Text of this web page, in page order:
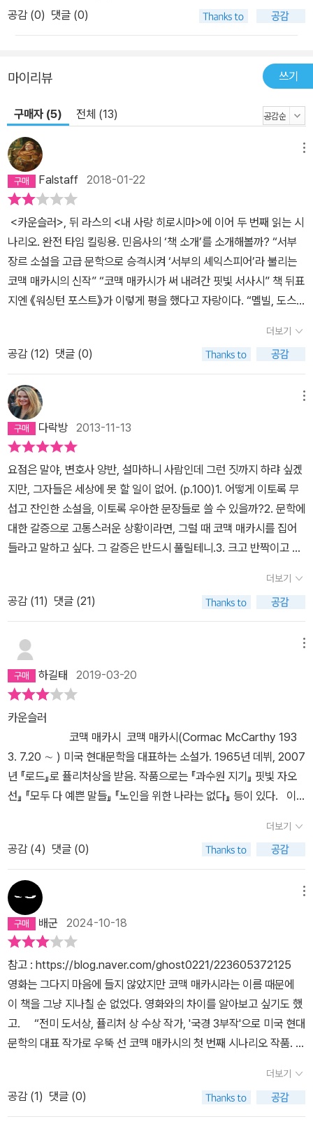
공감 (0) 댓글 (0)
마이리뷰 쓰기
구매자 (5) 전체 (13)
Falstaff 2018-01-22
<카운슬러>, 뒤 라스의 <내 사랑 히로시마>에 이어 두 번째 읽는 시
나리오. 완전 타임 킬링용. 민음사의 ‘책 소개’를 소개해볼까? “서부
장르 소설을 고급 문학으로 승격시켜 ‘서부의 셰익스피어’라 불리는
코맥 매카시의 신작” “코맥 매카시가 써 내려간 핏빛 서사시” 책 뒤표
지엔 《워싱턴 포스트》가 이렇게 평을 했다고 자랑이다. “멜빌, 도스
보다 위대하고 깊이 있으며 창조적인 작품들을 써냈다.” <카운슬러>
를 읽고 작가를 ‘서부의 셰익스피어’라고 부르는 것들은 도대체 어떤
종자들일까? 워싱턴 포스트 문화부 문학담당자는 어떤 새끼라서, 매
카시한테 얼마나 뇌물을 받았으면 이 책이 멜빌, 도스토옙스키, 포크
너의 책들보다 (“그 어느 책보다”라고 했으니까) 위대하다고 주장하
는 걸까? 이것들이 다 미치지 않았는데도 불구하고 이렇게 얘기하는
건 이유가 있어서다. 민음사 광고 담당 팀장과 워싱턴 포스트 문학평
론 담당자라고 하는 인간들은 한 권의 셰익스피어도, 한 권의 멜빌이
나 도스토옙스키나 포크너도 읽어보지 않았을 것이다. 이거 정신 나
간 인류가 이렇게 많아서 어찌 세계 평화가 오겠느냐 말이지. 직접 읽
어보니 위의 허망한 찬사 가운데 그래도 조금이나마 수긍할 수 있는
수사는 오직 하나 “핏빛 서사시”라는 거. 그냥 마구 총 쏘고, 신체 절
단하고 그런 것에 ‘서사시’라는 헌사를 가져다 붙일 수 있다면. 하긴 <
일리아드>나 <삼국지연의>를 보더라도 인간의 모가지들은 추풍의
테니. 시나리오를 읽으면서 이걸 영화로 만들어 은막에 빛이 비치면
어떤 영상이 나올까, 생각하는 건 즐거운 일이다. 생각해보라. 동양인
남자와 프랑스 국적의 백인 여자가 길고 긴 섹스를 나누고 있는데 그
위에 원자폭탄 ‘리틀보이’가 터져 버섯구름이 뭉실 솟는 흑백 장면이
오버랩 되는 거. 마치 희곡을 읽을 때처럼, 시나리오를 읽는 독자는 자
신만의 화면을 연출할 권리가 있다. 영화가 아니라 문학작품으로의
시나리오 혹은 희곡을 읽는 진짜 재미는 각자가 다 다른 화면이나 무
대를 만든다는 거 아닐까. 사실 시청각이라고 하지만 (음악을 듣는 행
행위는 시청각을 제외한 평면 위의 문자들, 인쇄물을 읽는 거라 생각
한다. 만일 당신이 이런 생각에 동의한다면 절대 <카운슬러>를 읽지
마시라. <카운슬러>는 독자로 하여금 생각할 수 있는 여지를 제공하
지 않는다. 이런 시나리오가 그럼 개판인가 하면, 그렇지는 않다. 이런
종류는 영화로 만든 다음 정신없이 스토리를 따라가는 은막의 화려한
빛을 보는 편이 훨씬 좋을 거 같다. 나 같은 일반인, 거기다가 동양인
들은 생각하기 힘든 마약 제조 판매상들의 잔혹하기 비할 데 없는 무
협지 드라마를 어떻게 동감하면서 읽을 수 있겠나. 킬링 타임 목적으
로 영화관에 가서 팝콘 집어 먹으며 두 시간 동안 멍하니 즐기다가 나
오는 것이 장땡이지. 멕시코 후아레스라는 절대 무법 지대에서 분뇨
차 윗부분을 절단해 마약을 가득 들은 드럼통 세 개와, 바야흐로 제대
로 숙성되기 시작한 사람의 시체를 담은 드럼통 하나를 실은 다음 그
이 미국 땅으로 들어온다. 시신을 담은 드럼통은 무슨 역할을 할까. 궁
금하시지? 그건 마약 조제, 공급상들의 유머란다. 이런 위험한 일을
할 때는 유머가 반드시 필요하다는 아무렇지도 않은 그들의 ‘유머’. 돈
더보기
공감 (12) 댓글 (0)
다락방 2013-11-13
요점은 말야, 변호사 양반, 설마하니 사람인데 그런 짓까지 하랴 싶겠
지만, 그자들은 세상에 못 할 일이 없어. (p.100)1. 어떻게 이토록 무
섭고 잔인한 소설을, 이토록 우아한 문장들로 쓸 수 있을까?2. 문학에
대한 갈증으로 고통스러운 상황이라면, 그럴 때 코맥 매카시를 집어
들라고 말하고 싶다. 그 갈증은 반드시 풀릴테니.3. 크고 반짝이고 아
아름다운 다이아몬드라면, 반드시 더 많인 비용이 들 터. 그 비용은 어
디서 마련할까?4. 크고 반짝이고 아름다운 다이아몬드를 내게 선물
하는 남자라면 반드시 거절을 말하고 헤어지자. 좋다고 다이아몬드
받았다가 나 역시 어마어마한 범죄 속으로 빨려들어갈 수 있다. 그러
남자는 가끔 사람을 풀죽게 하곤 하는데..)6. 그런데 나, 말키나가 어
떤 상처를 가진건지 잘 모르겠어. 다시 읽어야 하나.. (라고 쓰고 시간
이 좀 흐른 뒤. 생각해보니, 그 상처의 구체적 내용을 드러내는 게 아
니라, 이 상황 자체가 작가의 의도란 생각이 들었다. 말하여지지 않은
상처에 대해서 우리는 감히 상상조차 할 수 없을테니)세상 자체가 고
통의 근원이 되면 적어도 세상의 일부에라도 복수를 자유롭게 가할
수 있게 되죠. 여자만 이해할 수 있는 얘기인 것 같네요. 복수할 기회
를 얻기 전까지는 자신의 상처가 얼마나 깊은지 알 수 없어요. 하지만
기회가 열리는 순간, 자신이 무엇을 할 수 있는지 알게 돼요. (p.161)
웬걸, '카메론 디아즈'가 말키나 였다. 아..영화 스틸사진 보고도 잘 매
치가 안돼...'치명적인 매력', '독 같은 마력' 이런건, 뭔가 페넬로페 크
루즈한테 더 잘 어울리지 않나.8. 카섹스 신..이 궁금하다. 카에서 하
는 섹스가 아니라, 카와 하는 섹스. 이 장면도 나는 페넬로페 크루즈로
상상했는데.. 어쨌든 그래서,9. 영화를 보러 가야겠다.10. 끝
더보기
공감 (11) 댓글 (21)
하길태 2019-03-20
카운슬러
코맥 매카시 코맥 매카시(Cormac McCarthy 193
3. 7.20 ∼ ) 미국 현대문학을 대표하는 소설가. 1965년 데뷔, 2007
년 『로드』로 퓰리처상을 받음. 작품으로는 『과수원 지기』 핏빛 자오
선』 『모두 다 예쁜 말들』 『노인을 위한 나라는 없다』 등이 있다. 이
독, 브래드 피트, 카메론 디아즈가 출연하는 영화로 상영되었다고 한
다. 시나리오를 읽기는 처음이다. 그래서인지 아니면 상상력이 부족
해서인지 몰입하기 어려웠다. 주인공 카운슬러(여기서는 변호사로
번역됨), 로라와의 행복한 결혼을 꿈꾸며 라이너와 말키나 커플, 웨스
트레이와 함께 마약 밀매의 동업자로 참여한다. 그런데 알 수 없는 누
군가의 배신으로 마약이 빼돌려지고 변호사 일당은 멕시코 마약 카르
텔의 표적이 된다. 라이너와 웨스트레이는 잔인한 방법으로 암살 당
한다. 로라도 납치 당한다. 도망자 신세가 된 변호사는 어느날 DVD
를 받으며 괴로워한다. 아마도 섹스를 하다 목이 잘리는 소녀의 스너
프 필름의 얘기에 로라를 관련 지었을 것이다. 목이 잘린 로라의 시체
는 어느 쓰레기 장에 매립된다. 이 모든 사건의 배후에는 말키나가
있었다. 그녀는 돈을 챙겨 국외 탈출을 모색한다. 섹스, 마약, 살인,
음모와 배신, 관객들의 흥미를 끌만한 요소들을 모두 갖춘 듯 하다. 시
나리오를 읽기보다 완성된 영화를 보는 것이 더 재미있었을 것 같다.
더보기
공감 (4) 댓글 (0)
배군 2024-10-18
참고 : https://blog.naver.com/ghost0221/223605372125
영화는 그다지 마음에 들지 않았지만 코맥 매카시라는 이름 때문에
이 책을 그냥 지나칠 순 없었다. 영화와의 차이를 알아보고 싶기도 했
고. “전미 도서상, 퓰리처 상 수상 작가, '국경 3부작'으로 미국 현대
문학의 대표 작가로 우뚝 선 코맥 매카시의 첫 번째 시나리오 작품. 피
러어치 코카인을 놓고, 세상에 복수하려는 여자와 인생 역전을 노리
는 남자가 운명을 건 한판 도박에 뛰어든다.” “코맥 매카시의 첫 번
째 시나리오 작품”이라는 점이 눈길을 끌지만 그게 그렇게 중요하게
더보기
공감 (1) 댓글 (0)